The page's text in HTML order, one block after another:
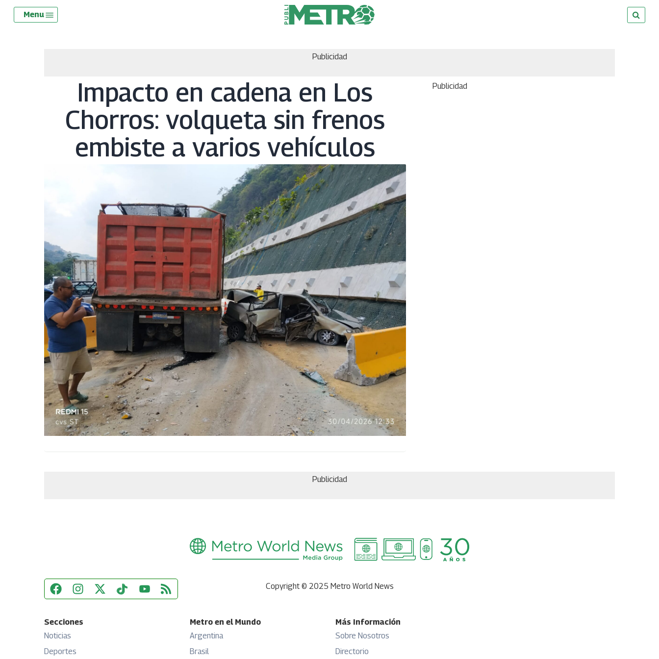
Skip
Menu
Publicidad
Impacto en cadena en Los
Chorros: volqueta sin frenos
embiste a varios vehículos
Publicidad
Publicidad
Copyright © 2025 Metro World News
Secciones
Noticias
Deportes
Metro en el Mundo
Argentina
Brasil
Más Información
Sobre Nosotros
Directorio
Menu